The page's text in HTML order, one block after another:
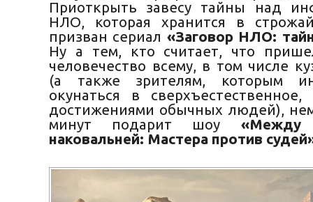
Приоткрыть завесу тайны над
НЛО, которая хранится в
призван сериал «Заговор НЛО:
Ну а тем, кто считает, что
человечество всему, в том числе
(а также зрителям, которым
окунаться в
достижениями обычных людей),
минут подарит шоу
наковальней: Мастера против